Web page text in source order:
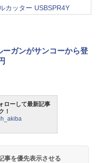
カッター USBSPR4Y
ガンがサンコーから登
ローして最新記事
！
事を優先表示させる